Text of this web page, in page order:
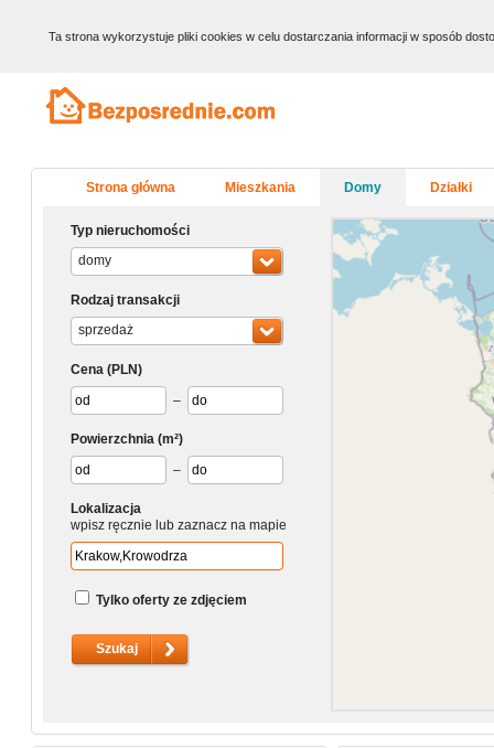
Ta strona wykorzystuje pliki cookies w celu dostarczania informacji w sposób
Strona główna Mieszkania Domy Działki
Typ nieruchomości
domy
Rodzaj transakcji
sprzedaż
Cena (PLN)
–
Powierzchnia (m²)
–
Lokalizacja
wpisz ręcznie lub zaznacz na mapie
Tylko oferty ze zdjęciem